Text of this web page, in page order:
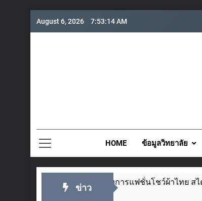
August 6, 2026 7:53:16 AM
HOME ข้อมูลวิทยาลัย
ข่าว
รแฟชั่นโชว์ผ้าไทย สไตล์โมเดิร์น วันที่ ๕ ส.ค. นี้